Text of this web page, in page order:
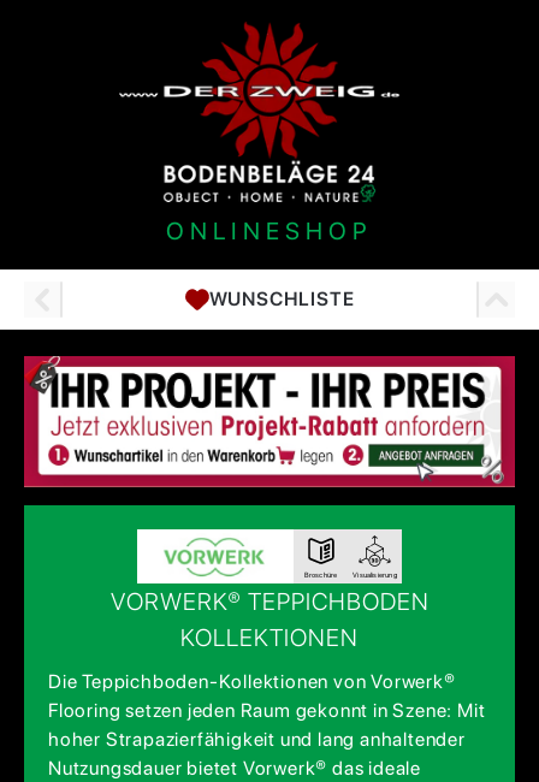
ONLINESHOP
WUNSCHLISTE
Broschüre Visualisierung
VORWERK® TEPPICHBODEN
KOLLEKTIONEN
Die Teppichboden-Kollektionen von Vorwerk®
Flooring setzen jeden Raum gekonnt in Szene: Mit
hoher Strapazierfähigkeit und lang anhaltender
Nutzungsdauer bietet Vorwerk® das ideale